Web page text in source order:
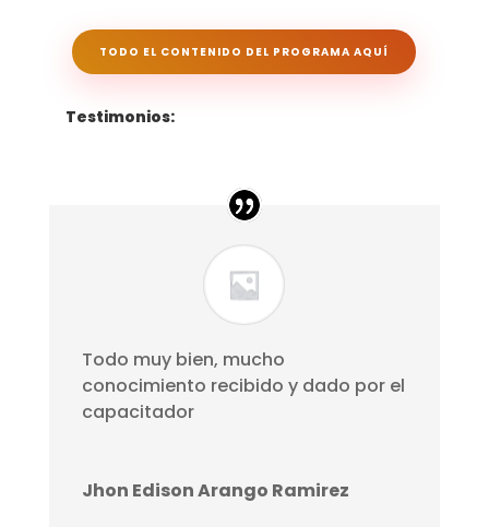
TODO EL CONTENIDO DEL PROGRAMA AQUÍ
Testimonios:
Todo muy bien, mucho
conocimiento recibido y dado por el
capacitador
Jhon Edison Arango Ramirez